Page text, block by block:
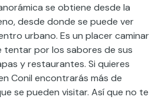
se obtiene desde la
desde donde se puede ver
urbano. Es un placer caminar
tentar por los sabores de sus
y restaurantes. Si quieres
Conil encontrarás más de
se pueden visitar. Así que no te